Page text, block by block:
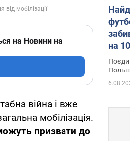
на Новини на
війна і вже
мобілізація.
призвати до
на
Відео